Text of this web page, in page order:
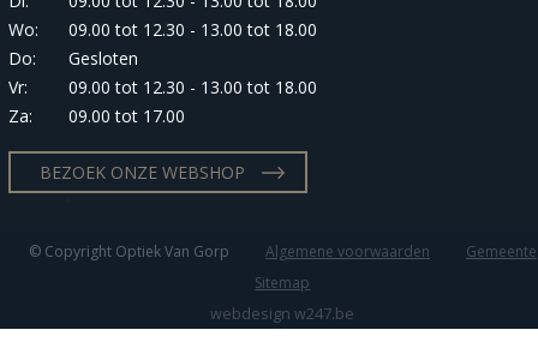
Wo:
09.00 tot 12.30 - 13.00 tot 18.00
Do:
Gesloten
Vr:
09.00 tot 12.30 - 13.00 tot 18.00
Za:
09.00 tot 17.00
BEZOEK ONZE WEBSHOP
© Copyright Optiek Van Gorp Algemene voorwaarden
Gemeente
Sitemap
webdesign w247.be